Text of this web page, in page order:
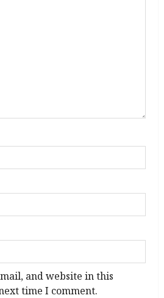
and website in this
time I comment.